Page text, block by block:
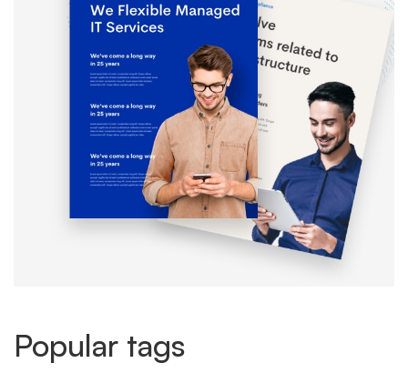
Popular tags